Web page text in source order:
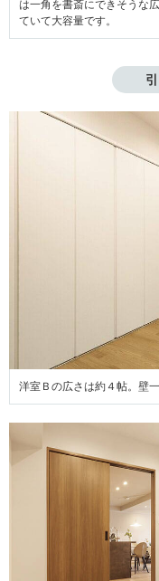
は一角を書斎にできそうな
ていて大容量です。
洋室Ｂの広さは約４帖。壁